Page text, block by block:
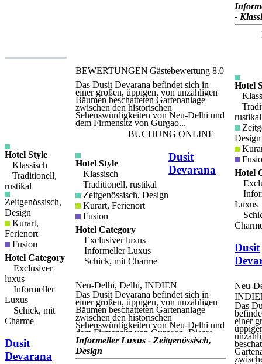
befinden sich heute ein einzigartiges
Boutique-Hotel mit 23 Suites, und
zusätzlich 6 Zelten. Devi Garh befindet
sich, wortwörtlich, in zwei Welten: in
der Tradition und in der Moderne. Seine
Einrichtung ist eine eklektische
Mischung aus traditioneller und
moderner Handwerkskunst, aus Ästethik
und Funtionalität. Materiale aus der
Gegend, wie Marmor und
Designelemente verwendet, erschaffen
eine elegante und bezaubernde
Atmosphäre. Ein persönlicher Service,
zusammen mit einem grossen Angebot
an modernen Instalationen machen aus
Devi Garh eine konfortable und
attraktive Unterkunft.
-
Hotel Style
Klassisch
Traditionell,
rustikal
Zeitgenössisch,
Design
Kurart,
Ferienort
Fusion
Hotel Category
Exclusiver
luxus
Informeller
Luxus
Schick, mit
Charme
Dusit
Devarana
BEWERTUNGEN Gästebewertung 8.0
Das Dusit Devarana befindet sich in
einer großen, üppigen, von unzähligen
Bäumen beschatteten Gartenanlage
zwischen den historischen
Sehenswürdigkeiten von Neu-Delhi und
dem Firmensitz von Gurgao...
BUCHUNG ONLINE
Hotel Style
Klassisch
Traditionell, rustikal
Zeitgenössisch, Design
Kurart, Ferienort
Fusion
Hotel Category
Exclusiver luxus
Informeller Luxus
Schick, mit Charme
Dusit
Devarana
Neu-Delhi, Delhi, INDIEN
Das Dusit Devarana befindet sich in
einer großen, üppigen, von unzähligen
Bäumen beschatteten Gartenanlage
zwischen den historischen
Sehenswürdigkeiten von Neu-Delhi und
dem Firmensitz von Gurgaon. Dieses
luxuriöse Boutique-Hotel befindet sich
in einem zweckmäßig gebauten Hotel
mit den neuesten High-Tech-
Informeller Luxus - Zeitgenössisch,
Design
Hotel
rustikal
Design
Hotel
Luxus
Dusit
Neu-
Das
einer